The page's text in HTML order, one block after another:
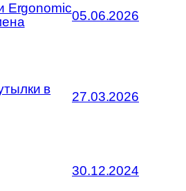
Ergonomic05.06.2026
в
27.03.2026
30.12.2024